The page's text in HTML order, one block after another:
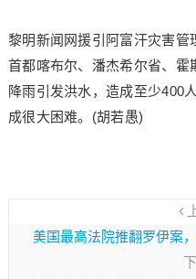
黎明新闻网援引阿富汗灾害管
首都喀布尔、潘杰希尔省、霍
降雨引发洪水，造成至少400
成很大困难。(胡若愚)
美国最高法院推翻罗伊案